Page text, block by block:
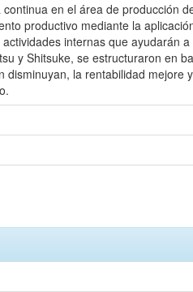
en el área de producción
productivo mediante la
internas que ayudarán
y Shitsuke, se estructuraron en
la rentabilidad mejore